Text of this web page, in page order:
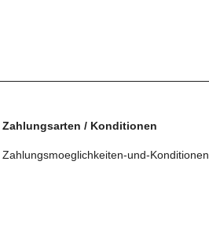
Zahlungsarten / Konditionen
Zahlungsmoeglichkeiten-und-Konditionen